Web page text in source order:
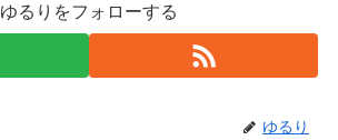
ゆるりをフォローする
ゆるり